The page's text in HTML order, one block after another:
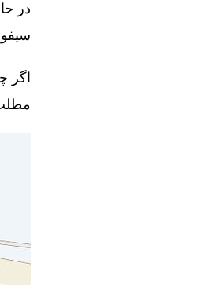
در
اگر